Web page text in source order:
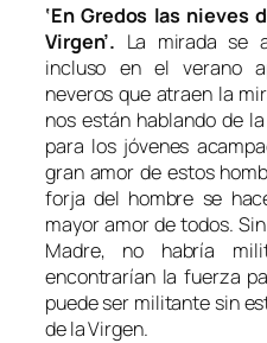
‘En Gredos las nieves
Virgen’. La mirada se
incluso en el verano
neveros que atraen la
nos están hablando de
para los jóvenes
gran amor de estos
forja del hombre se
mayor amor de todos.
Madre, no habría
encontrarían la fuerza
puede ser militante sin
de la Virgen.